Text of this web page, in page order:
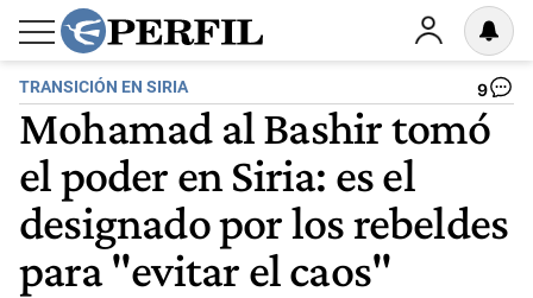
TRANSICIÓN EN SIRIA 9
Mohamad al Bashir tomó
el poder en Siria: es el
designado por los rebeldes
para "evitar el caos"